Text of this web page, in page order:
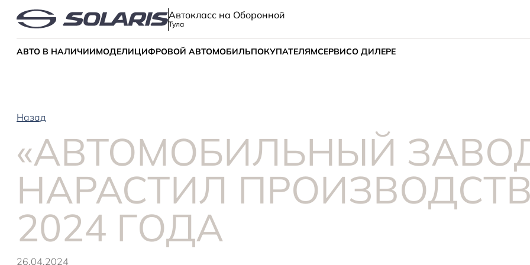
Автокласс на Оборонной
Тула
АВТО В НАЛИЧИИМОДЕЛИЦИФРОВОЙ АВТОМОБИЛЬПОКУПАТЕЛЯМСЕРВИСО ДИЛЕРЕ
Назад
«АВТОМОБИЛЬНЫЙ
НАРАСТИЛ
2024 ГОДА
26.04.2024